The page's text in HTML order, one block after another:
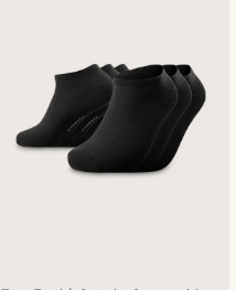
Preț descrescător